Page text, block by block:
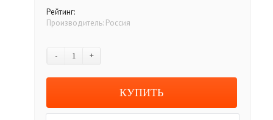
Рейтинг:
Производитель: Россия
- +